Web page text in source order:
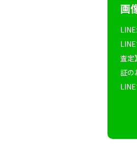
画
LINE
査定
証の
LINE